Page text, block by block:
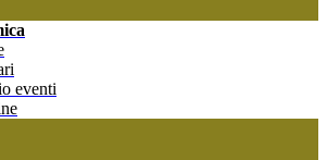
eventi